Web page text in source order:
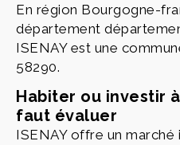
En région Bourgogne-
département
ISENAY est une
58290.
Habiter ou investir
faut évaluer
ISENAY offre un